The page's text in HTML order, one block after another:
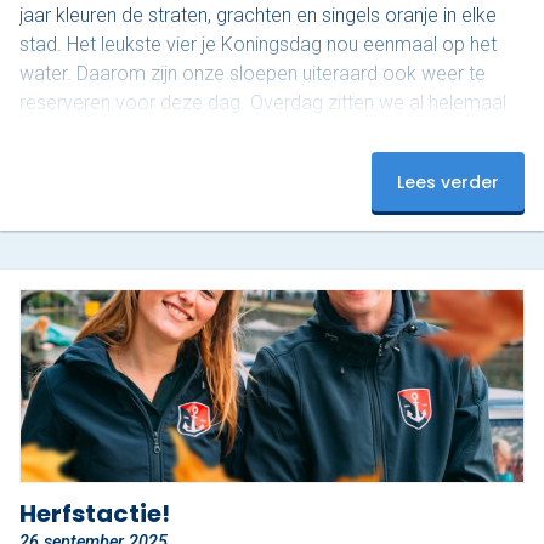
jaar kleuren de straten, grachten en singels oranje in elke
stad. Het leukste vier je Koningsdag nou eenmaal op het
water. Daarom zijn onze sloepen uiteraard ook weer te
reserveren voor deze dag. Overdag zitten we al helemaal
plekjes vrij! Op dit moment hebben we nog 3 sloepen
beschikbaar van 18:00 tot 20:00. Onze luxe sloepen zijn
Lees verder
Herfstactie!